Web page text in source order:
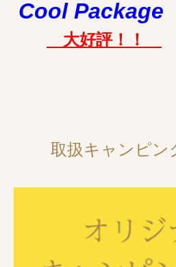
Cool Package
大好評！！
取扱キャンピン